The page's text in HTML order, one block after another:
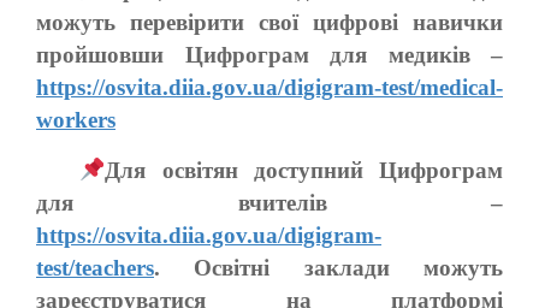
можуть перевірити свої цифрові навички
пройшовши Цифрограм для медиків –
https://osvita.diia.gov.ua/digigram-test/medical-
workers
Для освітян доступний Цифрограм
для вчителів –
https://osvita.diia.gov.ua/digigram-
test/teachers. Освітні заклади можуть
зареєструватися на платформі